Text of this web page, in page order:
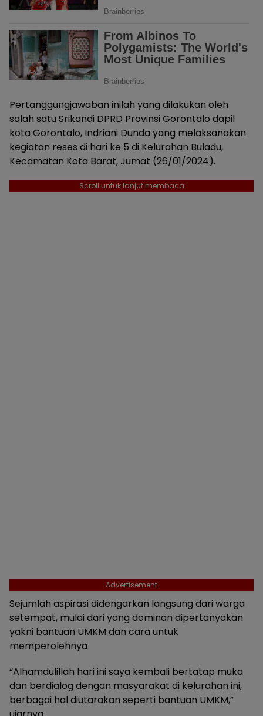
Pertanggungjawaban inilah yang dilakukan oleh
salah satu Srikandi DPRD Provinsi Gorontalo dapil
kota Gorontalo, Indriani Dunda yang melaksanakan
kegiatan reses di hari ke 5 di Kelurahan Buladu,
Kecamatan Kota Barat, Jumat (26/01/2024).
Scroll untuk lanjut membaca
Advertisement
Sejumlah aspirasi didengarkan langsung dari warga
setempat, mulai dari yang dominan dipertanyakan
yakni bantuan UMKM dan cara untuk
memperolehnya
“Alhamdulillah hari ini saya kembali bertatap muka
dan berdialog dengan masyarakat di kelurahan ini,
berbagai hal diutarakan seperti bantuan UMKM,”